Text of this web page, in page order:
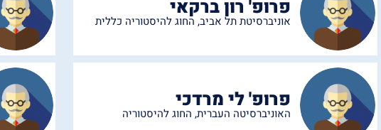
פרופ' רון ברקאי
אוניברסיטת תל אביב, החוג להיסטוריה כללית
פרופ' לי מרדכי
האוניברסיטה העברית, החוג להיסטוריה